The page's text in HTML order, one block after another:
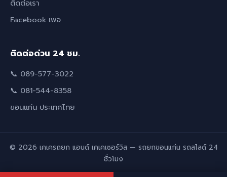
ติดต่อเรา
Facebook เพจ
ติดต่อด่วน 24 ชม.
📞 089-577-3022
📞 081-544-8358
ขอนแก่น ประเทศไทย
© 2026 เคเครถยก แอนด์ เคเคเซอร์วิส — รถยกขอนแก่น รถสไลด์ 24
ชั่วโมง